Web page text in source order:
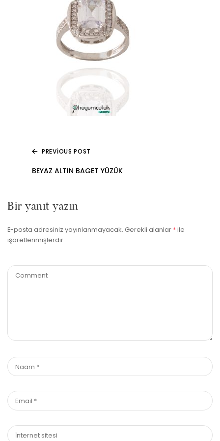
PREVIOUS POST
BEYAZ ALTIN BAGET YÜZÜK
Bir yanıt yazın
E-posta adresiniz yayınlanmayacak. Gerekli alanlar *ile
işaretlenmişlerdir